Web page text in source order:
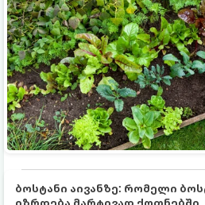
ბოსტანი აივანზე: რომელი